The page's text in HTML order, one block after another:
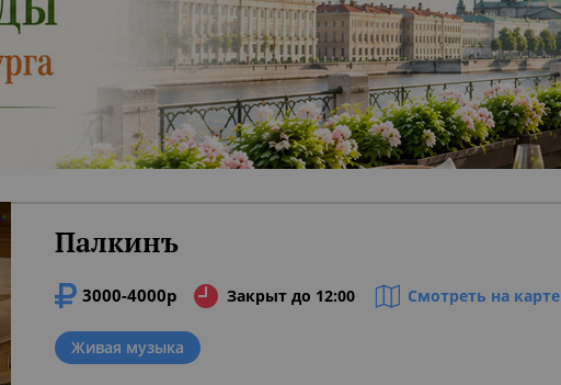
Палкинъ
3000-4000р Закрыт до 12:00 Смотреть на карте
Живая музыка